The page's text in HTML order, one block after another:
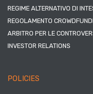
REGIME ALTERNATIVO DI
REGOLAMENTO
ARBITRO PER LE
INVESTOR RELATIONS
POLICIES